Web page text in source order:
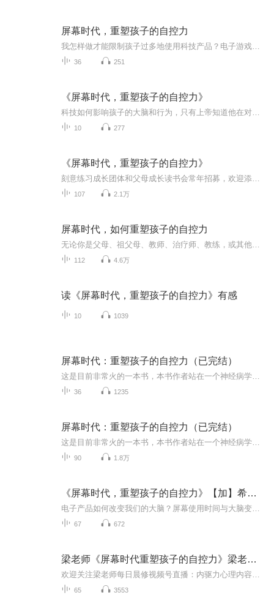
屏幕时代，重塑孩子的自控力
36 251
《屏幕时代，重塑孩子的自控力》
10 277
《屏幕时代，重塑孩子的自控力》
107 2.1万
屏幕时代，如何重塑孩子的自控力
112 4.6万
读《屏幕时代，重塑孩子的自控力》有感
10 1039
屏幕时代：重塑孩子的自控力（已完结）
36 1235
屏幕时代：重塑孩子的自控力（已完结）
90 1.8万
《屏幕时代，重塑孩子的自控力》【加】希米•康 著
67 672
梁老师《屏幕时代重塑孩子的自控力》梁老师晨修学习
65 3553